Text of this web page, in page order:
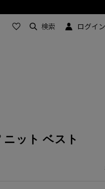
検索 ログイン
ット ベスト